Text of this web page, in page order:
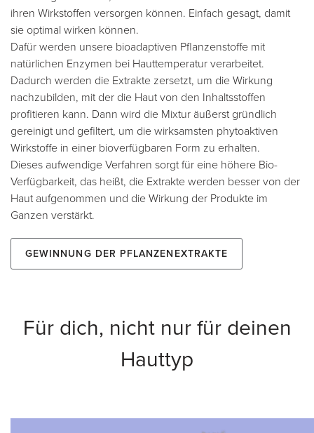
ihren Wirkstoffen versorgen können. Einfach gesagt, damit
sie optimal wirken können.
Dafür werden unsere bioadaptiven Pflanzenstoffe mit
natürlichen Enzymen bei Hauttemperatur verarbeitet.
Dadurch werden die Extrakte zersetzt, um die Wirkung
nachzubilden, mit der die Haut von den Inhaltsstoffen
profitieren kann. Dann wird die Mixtur äußerst gründlich
gereinigt und gefiltert, um die wirksamsten phytoaktiven
Wirkstoffe in einer bioverfügbaren Form zu erhalten.
Dieses aufwendige Verfahren sorgt für eine höhere Bio-
Verfügbarkeit, das heißt, die Extrakte werden besser von der
Haut aufgenommen und die Wirkung der Produkte im
Ganzen verstärkt.
Gewinnung der Pflanzenextrakte
Für dich, nicht nur für deinen
Hauttyp